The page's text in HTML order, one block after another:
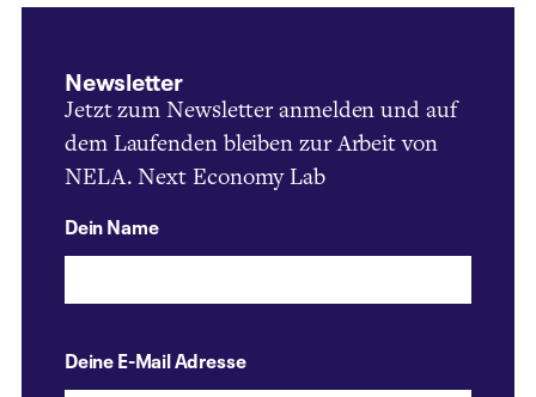
Newsletter
Jetzt zum Newsletter anmelden und auf
dem Laufenden bleiben zur Arbeit von
NELA. Next Economy Lab
Dein Name
Deine E-Mail Adresse